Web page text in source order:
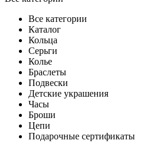
Все категории
Каталог
Кольца
Серьги
Колье
Браслеты
Подвески
Детские украшения
Часы
Броши
Цепи
Подарочные сертификаты